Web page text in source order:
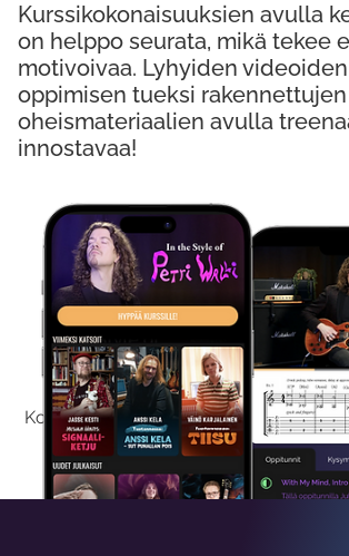
Kokeile Ilmaiseksi
Kokeilemalla ilmaiseksi saat koko
viikon ajaksi.
Kurssikokonaisuuksien avulla
on helppo seurata, mikä tekee
motivoivaa. Lyhyiden
oppimisen tueksi rakennettujen
oheismateriaalien avulla
innostavaa!